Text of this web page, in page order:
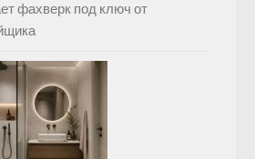
фахверк под ключ от